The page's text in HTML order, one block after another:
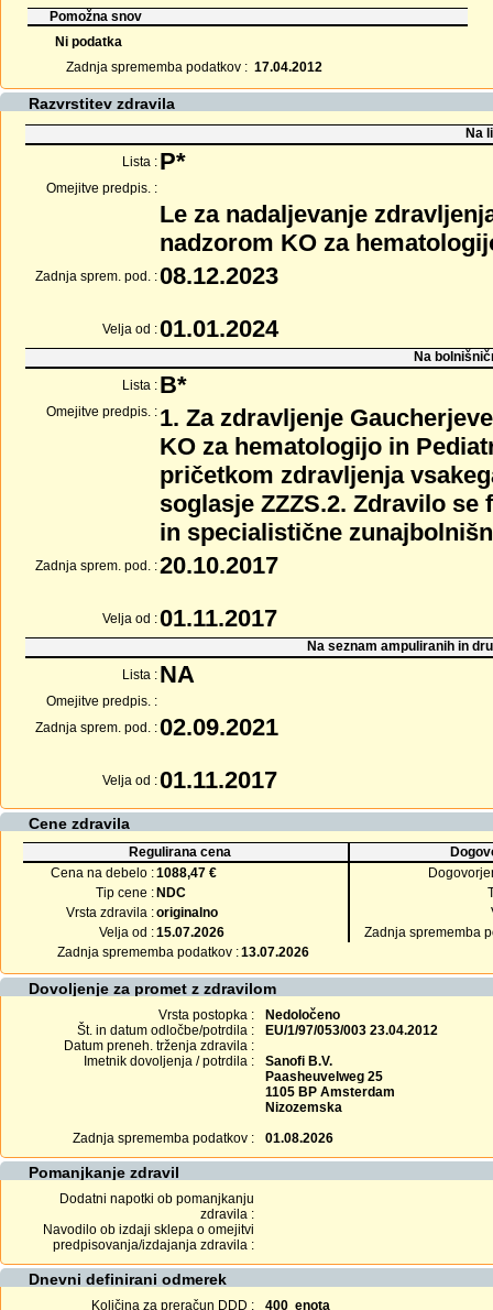
Pomožna snov
Ni podatka
Zadnja sprememba podatkov : 17.04.2012
Razvrstitev zdravila
Na
Lista : P*
Omejitve predpis. :
Le za nadaljevanje
nadzorom KO za
Zadnja sprem. pod. :08.12.2023
Velja od :01.01.2024
Na
Lista : B*
Omejitve predpis. : 1. Za zdravljenje
KO za hematologijo in
pričetkom zdravljenja
soglasje ZZZS.2. Zdravilo
in specialistične
Zadnja sprem. pod. :20.10.2017
Velja od :01.11.2017
Na seznam ampuliranih in
Lista : NA
Omejitve predpis. :
Zadnja sprem. pod. :02.09.2021
Velja od :01.11.2017
Cene zdravila
Regulirana cena
Cena na debelo :1088,47 €
Tip cene : NDC
Vrsta zdravila :originalno
Velja od :15.07.2026
Zadnja sprememba
Zadnja sprememba podatkov :13.07.2026
Dovoljenje za promet z zdravilom
Vrsta postopka :
Nedoločeno
Št. in datum odločbe/potrdila :
EU/1/97/053/003 23.04.2012
Datum preneh. trženja zdravila :
Imetnik dovoljenja / potrdila :
Sanofi B.V.
Paasheuvelweg 25
1105 BP Amsterdam
Nizozemska
Zadnja sprememba podatkov :
01.08.2026
Pomanjkanje zdravil
Dodatni napotki ob pomanjkanju
zdravila :
Navodilo ob izdaji sklepa o omejitvi
predpisovanja/izdajanja zdravila :
Dnevni definirani odmerek
Količina za preračun DDD : 400 enota